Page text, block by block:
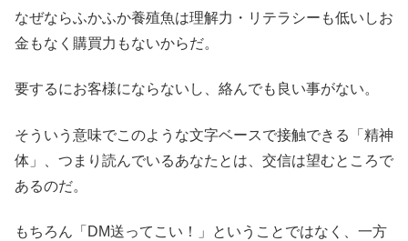
なぜならふかふか養殖魚は理解力・リテラシーも低いしお
金もなく購買力もないからだ。
要するにお客様にならないし、絡んでも良い事がない。
そういう意味でこのような文字ベースで接触できる「精神
体」、つまり読んでいるあなたとは、交信は望むところで
あるのだ。
もちろん「DM送ってこい！」ということではなく、一方